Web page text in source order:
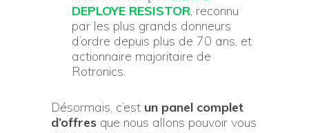
DEPLOYE RESISTOR, reconnu
par les plus grands donneurs
d’ordre depuis plus de 70 ans, et
actionnaire majoritaire de
Rotronics.
Désormais, c’est un panel complet
d’offres que nous allons pouvoir vous